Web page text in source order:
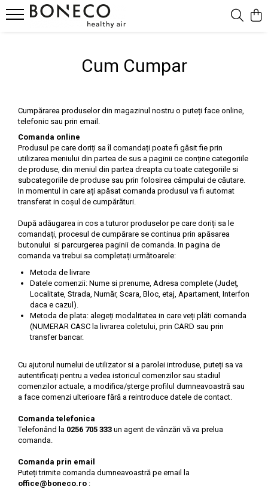
Purificatoare & Umidificatoare Hibrid
Umidificatoare Spălare Aer
Umidificatoare Steamer
Umidificatoare Ultrasonice
Purificatoare
Ventilatoare Air Shower
Accesorii
Difuzor De Arome Si Ionizatoare
Cum Cumpar
Cumpărarea produselor din magazinul nostru o puteți face online,
telefonic sau prin email.
Comanda online
Produsul pe care doriți sa îl comandați poate fi găsit fie prin
utilizarea meniului din partea de sus a paginii ce conține categoriile
de produse, din meniul din partea dreapta cu toate categoriile si
subcategoriile de produse sau prin folosirea câmpului de căutare.
In momentul in care ați apăsat comanda produsul va fi automat
transferat in coșul de cumpărături.
După adăugarea in cos a tuturor produselor pe care doriți sa le
comandați, procesul de cumpărare se continua prin apăsarea
butonului si parcurgerea paginii de comanda. In pagina de
comanda va trebui sa completați următoarele:
Metoda de livrare
Datele comenzii: Nume si prenume, Adresa complete (Județ,
Localitate, Strada, Număr, Scara, Bloc, etaj, Apartament, Interfon
daca e cazul).
Metoda de plata: alegeți modalitatea in care veți plăti comanda
(NUMERAR CASC la livrarea coletului, prin CARD sau prin
transfer bancar.
Cu ajutorul numelui de utilizator si a parolei introduse, puteți sa va
autentificați pentru a vedea istoricul comenzilor sau stadiul
comenzilor actuale, a modifica/șterge profilul dumneavoastră sau
a face comenzi ulterioare fără a reintroduce datele de contact.
Comanda telefonica
Telefonând la 0256 705 333 un agent de vânzări vă va prelua
comanda.
Comanda prin email
Puteți trimite comanda dumneavoastră pe email la
office@boneco.ro :